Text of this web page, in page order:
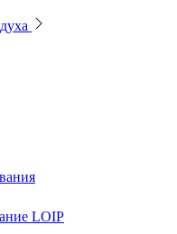
промышленности и